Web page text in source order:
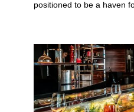
positioned to be a haven
opportunities for a variety
preferences, from a
high-powered business
twist.